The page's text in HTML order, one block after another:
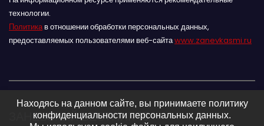
технологии.
Политикав отношении обработки персональных данных,
предоставляемых пользователями веб-сайтаwww.zanevkasmi.ru
ЗАНЕВСКИЙ ВЕСТНИК 16+
Находясь на данном сайте, вы принимаете политику
конфиденциальности персональных данных.